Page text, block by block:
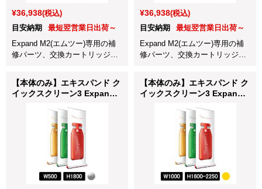
¥36,938(税込)
目安納期
最短翌営業日出荷～
Expand M2(エムツー)専用の補
修パーツ、交換カートリッジ
¥36,938(税込)
目安納期
最短翌営業日出荷～
Expand M2(エムツー)専用の補
修パーツ、交換カートリッジ
【本体のみ】エキスパンド ク
イックスクリーン3 Expand
W500×H1800mm (63002S-
【本体のみ】エキスパンド ク
イックスクリーン3 Expand
W1000×H1600-2250mm
(630-100220-AMB)